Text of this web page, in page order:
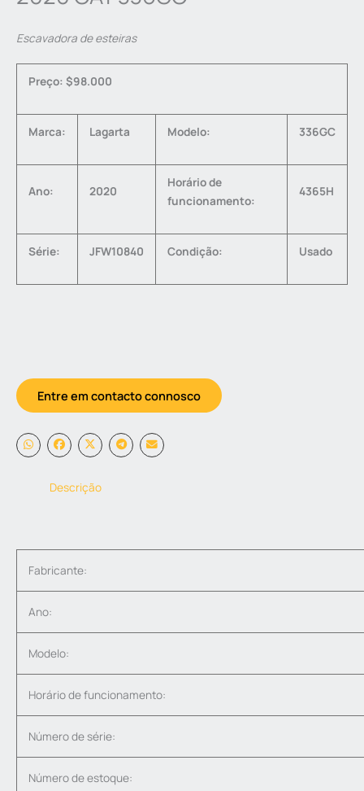
Escavadora de esteiras
Preço: $98.000
Marca: Lagarta Modelo: 336GC
Ano: 2020
Horário de
funcionamento:
4365H
Série: JFW10840 Condição: Usado
Entre em contacto connosco
Descrição
Fabricante:
Ano:
Modelo:
Horário de funcionamento:
Número de série:
Número de estoque: